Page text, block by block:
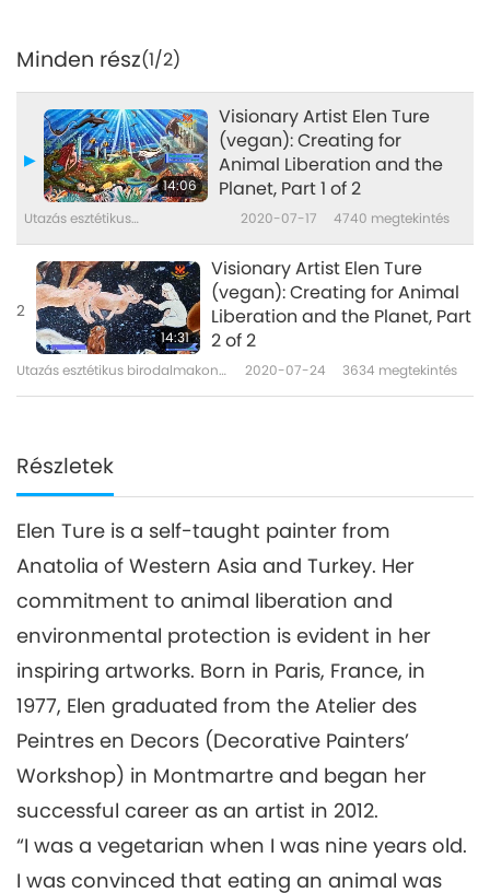
Minden rész(1/2)
14:06
Visionary Artist Elen Ture
(vegan): Creating for
Animal Liberation and the
Planet, Part 1 of 2
Utazás esztétikus
2020-07-17 4740 megtekintés
2
14:31
Visionary Artist Elen Ture
(vegan): Creating for Animal
Liberation and the Planet, Part
2 of 2
Utazás esztétikus birodalmakon
2020-07-24 3634 megtekintés
Részletek
Elen Ture is a self-taught painter from
Anatolia of Western Asia and Turkey. Her
commitment to animal liberation and
environmental protection is evident in her
inspiring artworks. Born in Paris, France, in
1977, Elen graduated from the Atelier des
Peintres en Decors (Decorative Painters’
Workshop) in Montmartre and began her
successful career as an artist in 2012.
“I was a vegetarian when I was nine years old.
I was convinced that eating an animal was